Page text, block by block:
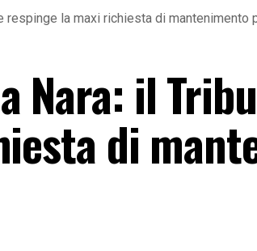
respinge la maxi richiesta di mantenimento
Nara: il
di